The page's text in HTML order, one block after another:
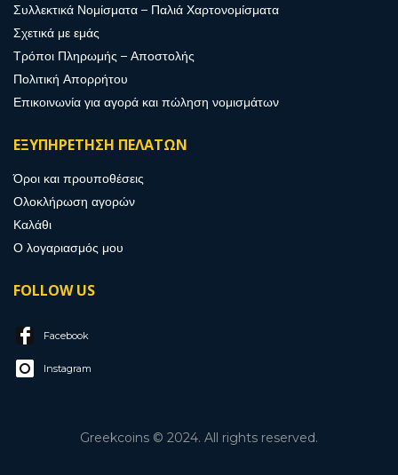
Συλλεκτικά Νομίσματα – Παλιά Χαρτονομίσματα
Σχετικά με εμάς
Τρόποι Πληρωμής – Αποστολής
Πολιτική Απορρήτου
Επικοινωνία για αγορά και πώληση νομισμάτων
ΕΞΥΠΗΡΕΤΗΣΗ ΠΕΛΑΤΩΝ
Όροι και προυποθέσεις
Ολοκλήρωση αγορών
Καλάθι
Ο λογαριασμός μου
FOLLOW US
Facebook
Instagram
Greekcoins © 2024. All rights reserved.